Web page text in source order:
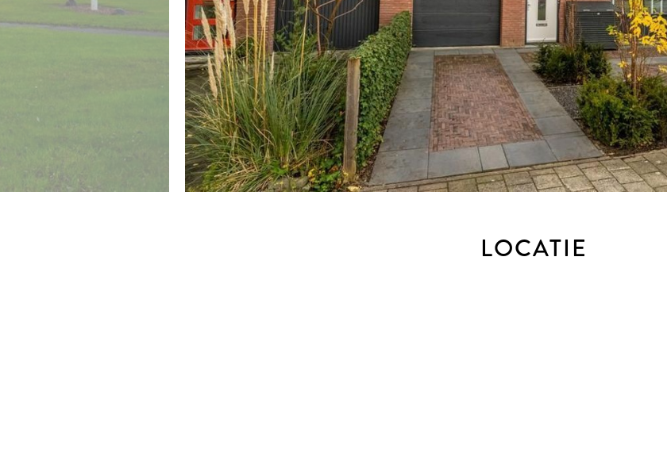
Via een deur in de garage is er directe toegang tot de achtertuin.
Bekijk voor de afmetingen bijgevoegde plattegronden.
ALGEMEEN
- Woonoppervlakte: 106m²
- Perceelgrootte: 237m²
LOCATIE